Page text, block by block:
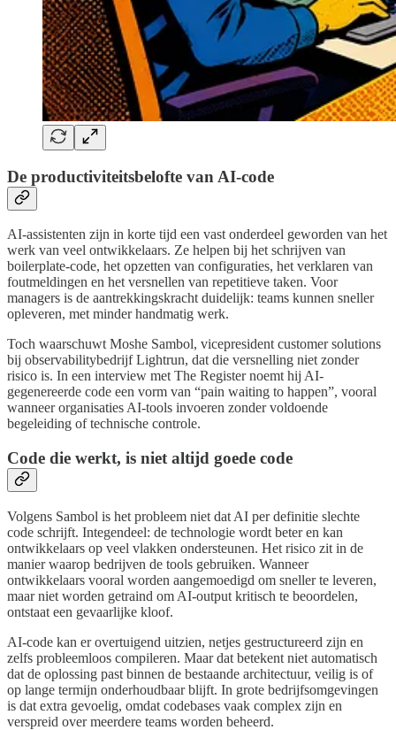
De productiviteitsbelofte van AI-code
AI-assistenten zijn in korte tijd een vast onderdeel geworden van het
werk van veel ontwikkelaars. Ze helpen bij het schrijven van
boilerplate-code, het opzetten van configuraties, het verklaren van
foutmeldingen en het versnellen van repetitieve taken. Voor
managers is de aantrekkingskracht duidelijk: teams kunnen sneller
opleveren, met minder handmatig werk.
Toch waarschuwt Moshe Sambol, vicepresident customer solutions
bij observabilitybedrijf Lightrun, dat die versnelling niet zonder
risico is. In een interview met The Register noemt hij AI-
gegenereerde code een vorm van “pain waiting to happen”, vooral
wanneer organisaties AI-tools invoeren zonder voldoende
begeleiding of technische controle.
Code die werkt, is niet altijd goede code
Volgens Sambol is het probleem niet dat AI per definitie slechte
code schrijft. Integendeel: de technologie wordt beter en kan
ontwikkelaars op veel vlakken ondersteunen. Het risico zit in de
manier waarop bedrijven de tools gebruiken. Wanneer
ontwikkelaars vooral worden aangemoedigd om sneller te leveren,
maar niet worden getraind om AI-output kritisch te beoordelen,
ontstaat een gevaarlijke kloof.
AI-code kan er overtuigend uitzien, netjes gestructureerd zijn en
zelfs probleemloos compileren. Maar dat betekent niet automatisch
dat de oplossing past binnen de bestaande architectuur, veilig is of
op lange termijn onderhoudbaar blijft. In grote bedrijfsomgevingen
is dat extra gevoelig, omdat codebases vaak complex zijn en
verspreid over meerdere teams worden beheerd.